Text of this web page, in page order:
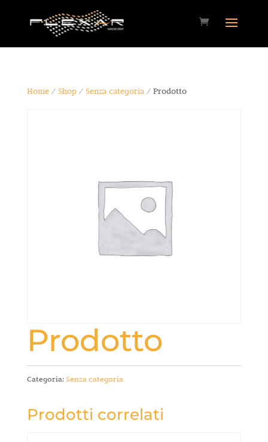
Home/ Shop/ Senza categoria/ Prodotto
Prodotto
Categoria:Senza categoria
Prodotti correlati